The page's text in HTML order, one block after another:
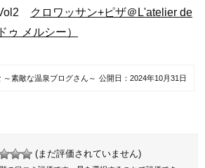
クロワッサン+ピザ＠L'atelier de
ゥ メルシー）
～素敵な温泉ブログさん～ 公開日： 2024年10月31日
(まだ評価されていません)